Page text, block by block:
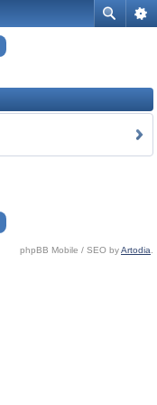
phpBB Mobile / SEO byArtodia